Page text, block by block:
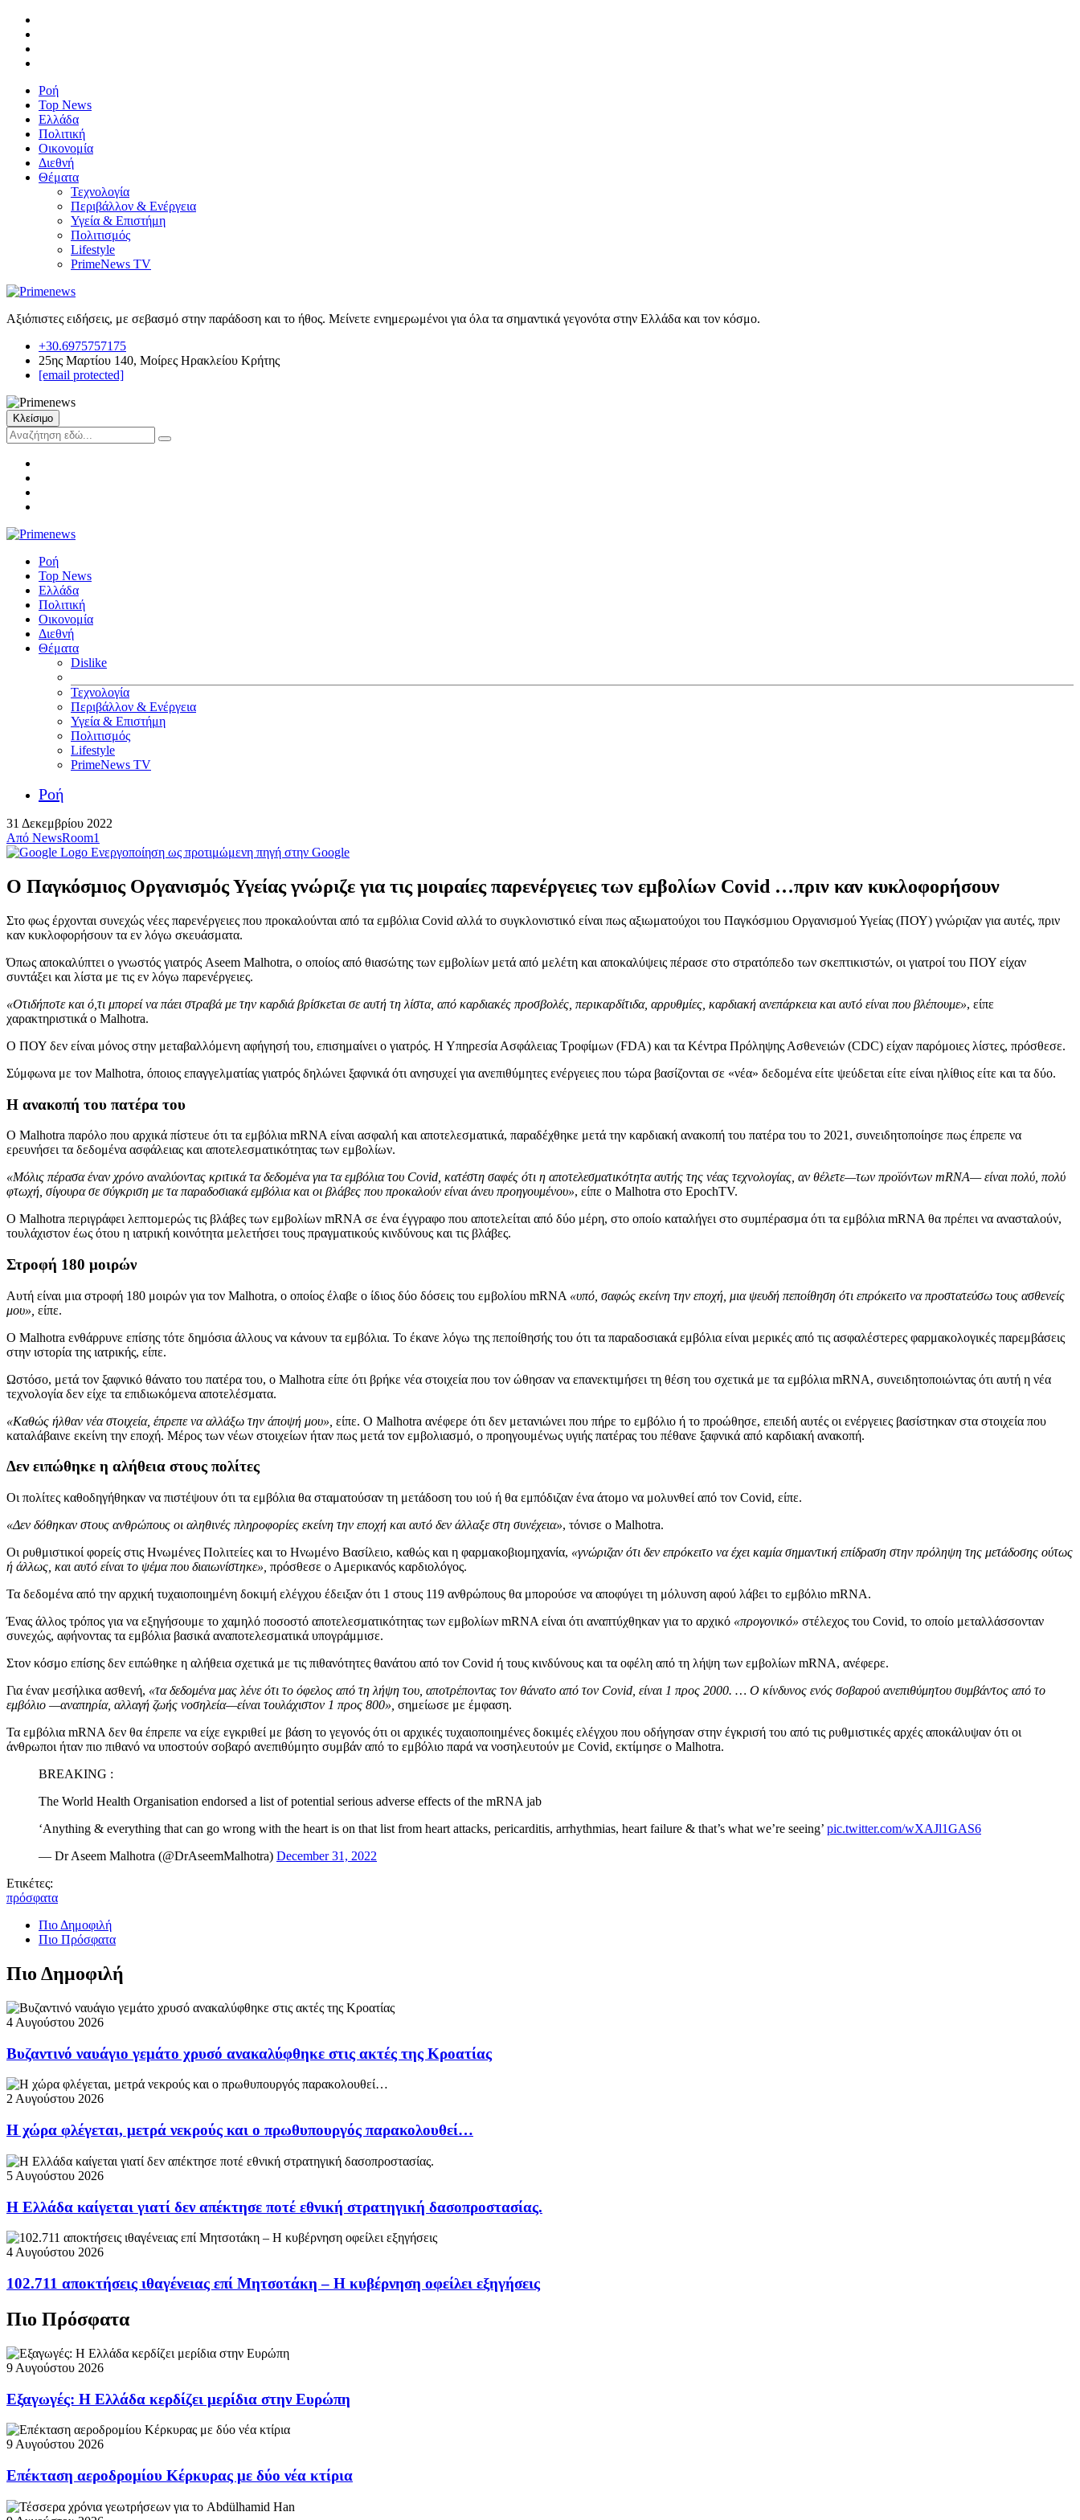
Ροή
Top News
Ελλάδα
Πολιτική
Οικονομία
Διεθνή
Θέματα
Τεχνολογία
Περιβάλλον & Ενέργεια
Υγεία & Επιστήμη
Πολιτισμός
Lifestyle
PrimeNews TV
Αξιόπιστες ειδήσεις, με σεβασμό στην παράδοση και το ήθος. Μείνετε ενημερωμένοι για όλα τα σημαντικά γεγονότα στην Ελλάδα και τον κόσμο.
+30.6975757175
25ης Μαρτίου 140, Μοίρες Ηρακλείου Κρήτης
[email protected]
Κλείσιμο
Ροή
Top News
Ελλάδα
Πολιτική
Οικονομία
Διεθνή
Θέματα
Dislike
Τεχνολογία
Περιβάλλον & Ενέργεια
Υγεία & Επιστήμη
Πολιτισμός
Lifestyle
PrimeNews TV
Ροή
31 Δεκεμβρίου 2022
Από NewsRoom1
Ενεργοποίηση ως προτιμώμενη πηγή στην Google
Ο Παγκόσμιος Οργανισμός Υγείας γνώριζε για τις μοιραίες παρενέργειες των εμβολίων Covid …πριν καν κυκλοφορήσουν
Στο φως έρχονται συνεχώς νέες παρενέργειες που προκαλούνται από τα εμβόλια Covid αλλά το συγκλονιστικό είναι πως αξιωματούχοι του Παγκόσμιου Οργανισμού Υγείας (ΠΟΥ) γνώριζαν για αυτές, πριν
καν κυκλοφορήσουν τα εν λόγω σκευάσματα.
Όπως αποκαλύπτει ο γνωστός γιατρός Aseem Malhotra, ο οποίος από θιασώτης των εμβολίων μετά από μελέτη και αποκαλύψεις πέρασε στο στρατόπεδο των σκεπτικιστών, οι γιατροί του ΠΟΥ είχαν
συντάξει και λίστα με τις εν λόγω παρενέργειες.
«Οτιδήποτε και ό,τι μπορεί να πάει στραβά με την καρδιά βρίσκεται σε αυτή τη λίστα, από καρδιακές προσβολές, περικαρδίτιδα, αρρυθμίες, καρδιακή ανεπάρκεια και αυτό είναι που βλέπουμε», είπε
χαρακτηριστικά ο Malhotra.
Ο ΠΟΥ δεν είναι μόνος στην μεταβαλλόμενη αφήγησή του, επισημαίνει ο γιατρός. Η Υπηρεσία Ασφάλειας Τροφίμων (FDA) και τα Κέντρα Πρόληψης Ασθενειών (CDC) είχαν παρόμοιες λίστες, πρόσθεσε.
Σύμφωνα με τον Malhotra, όποιος επαγγελματίας γιατρός δηλώνει ξαφνικά ότι ανησυχεί για ανεπιθύμητες ενέργειες που τώρα βασίζονται σε «νέα» δεδομένα είτε ψεύδεται είτε είναι ηλίθιος είτε και τα δύο.
H ανακοπή του πατέρα του
Ο Malhotra παρόλο που αρχικά πίστευε ότι τα εμβόλια mRNA είναι ασφαλή και αποτελεσματικά, παραδέχθηκε μετά την καρδιακή ανακοπή του πατέρα του το 2021, συνειδητοποίησε πως έπρεπε να
ερευνήσει τα δεδομένα ασφάλειας και αποτελεσματικότητας των εμβολίων.
«Μόλις πέρασα έναν χρόνο αναλύοντας κριτικά τα δεδομένα για τα εμβόλια του Covid, κατέστη σαφές ότι η αποτελεσματικότητα αυτής της νέας τεχνολογίας, αν θέλετε—των προϊόντων mRNA— είναι πολύ, πολύ
φτωχή, σίγουρα σε σύγκριση με τα παραδοσιακά εμβόλια και οι βλάβες που προκαλούν είναι άνευ προηγουμένου», είπε ο Malhotra στο EpochTV.
Ο Malhotra περιγράφει λεπτομερώς τις βλάβες των εμβολίων mRNA σε ένα έγγραφο που αποτελείται από δύο μέρη, στο οποίο καταλήγει στο συμπέρασμα ότι τα εμβόλια mRNA θα πρέπει να ανασταλούν,
τουλάχιστον έως ότου η ιατρική κοινότητα μελετήσει τους πραγματικούς κινδύνους και τις βλάβες.
Στροφή 180 μοιρών
Αυτή είναι μια στροφή 180 μοιρών για τον Malhotra, ο οποίος έλαβε ο ίδιος δύο δόσεις του εμβολίου mRNA «υπό, σαφώς εκείνη την εποχή, μια ψευδή πεποίθηση ότι επρόκειτο να προστατεύσω τους ασθενείς
μου», είπε.
Ο Malhotra ενθάρρυνε επίσης τότε δημόσια άλλους να κάνουν τα εμβόλια. Το έκανε λόγω της πεποίθησής του ότι τα παραδοσιακά εμβόλια είναι μερικές από τις ασφαλέστερες φαρμακολογικές παρεμβάσεις
στην ιστορία της ιατρικής, είπε.
Ωστόσο, μετά τον ξαφνικό θάνατο του πατέρα του, ο Malhotra είπε ότι βρήκε νέα στοιχεία που τον ώθησαν να επανεκτιμήσει τη θέση του σχετικά με τα εμβόλια mRNA, συνειδητοποιώντας ότι αυτή η νέα
τεχνολογία δεν είχε τα επιδιωκόμενα αποτελέσματα.
«Καθώς ήλθαν νέα στοιχεία, έπρεπε να αλλάξω την άποψή μου», είπε. Ο Malhotra ανέφερε ότι δεν μετανιώνει που πήρε το εμβόλιο ή το προώθησε, επειδή αυτές οι ενέργειες βασίστηκαν στα στοιχεία που
καταλάβαινε εκείνη την εποχή. Μέρος των νέων στοιχείων ήταν πως μετά τον εμβολιασμό, ο προηγουμένως υγιής πατέρας του πέθανε ξαφνικά από καρδιακή ανακοπή.
Δεν ειπώθηκε η αλήθεια στους πολίτες
Οι πολίτες καθοδηγήθηκαν να πιστέψουν ότι τα εμβόλια θα σταματούσαν τη μετάδοση του ιού ή θα εμπόδιζαν ένα άτομο να μολυνθεί από τον Covid, είπε.
«Δεν δόθηκαν στους ανθρώπους οι αληθινές πληροφορίες εκείνη την εποχή και αυτό δεν άλλαξε στη συνέχεια», τόνισε ο Malhotra.
Οι ρυθμιστικοί φορείς στις Ηνωμένες Πολιτείες και το Ηνωμένο Βασίλειο, καθώς και η φαρμακοβιομηχανία, «γνώριζαν ότι δεν επρόκειτο να έχει καμία σημαντική επίδραση στην πρόληψη της μετάδοσης ούτως
ή άλλως, και αυτό είναι το ψέμα που διαιωνίστηκε», πρόσθεσε ο Αμερικανός καρδιολόγος.
Τα δεδομένα από την αρχική τυχαιοποιημένη δοκιμή ελέγχου έδειξαν ότι 1 στους 119 ανθρώπους θα μπορούσε να αποφύγει τη μόλυνση αφού λάβει το εμβόλιο mRNA.
Ένας άλλος τρόπος για να εξηγήσουμε το χαμηλό ποσοστό αποτελεσματικότητας των εμβολίων mRNA είναι ότι αναπτύχθηκαν για το αρχικό «προγονικό» στέλεχος του Covid, το οποίο μεταλλάσσονταν
συνεχώς, αφήνοντας τα εμβόλια βασικά αναποτελεσματικά υπογράμμισε.
Στον κόσμο επίσης δεν ειπώθηκε η αλήθεια σχετικά με τις πιθανότητες θανάτου από τον Covid ή τους κινδύνους και τα οφέλη από τη λήψη των εμβολίων mRNA, ανέφερε.
Για έναν μεσήλικα ασθενή, «τα δεδομένα μας λένε ότι το όφελος από τη λήψη του, αποτρέποντας τον θάνατο από τον Covid, είναι 1 προς 2000. … Ο κίνδυνος ενός σοβαρού ανεπιθύμητου συμβάντος από το
εμβόλιο —αναπηρία, αλλαγή ζωής νοσηλεία—είναι τουλάχιστον 1 προς 800», σημείωσε με έμφαση.
Τα εμβόλια mRNA δεν θα έπρεπε να είχε εγκριθεί με βάση το γεγονός ότι οι αρχικές τυχαιοποιημένες δοκιμές ελέγχου που οδήγησαν στην έγκρισή του από τις ρυθμιστικές αρχές αποκάλυψαν ότι οι
άνθρωποι ήταν πιο πιθανό να υποστούν σοβαρό ανεπιθύμητο συμβάν από το εμβόλιο παρά να νοσηλευτούν με Covid, εκτίμησε ο Malhotra.
BREAKING :
The World Health Organisation endorsed a list of potential serious adverse effects of the mRNA jab
‘Anything & everything that can go wrong with the heart is on that list from heart attacks, pericarditis, arrhythmias, heart failure & that’s what we’re seeing’ pic.twitter.com/wXAJl1GAS6
— Dr Aseem Malhotra (@DrAseemMalhotra) December 31, 2022
Ετικέτες:
πρόσφατα
Πιο Δημοφιλή
Πιο Πρόσφατα
Πιο Δημοφιλή
4 Αυγούστου 2026
Βυζαντινό ναυάγιο γεμάτο χρυσό ανακαλύφθηκε στις ακτές της Κροατίας
2 Αυγούστου 2026
Η χώρα φλέγεται, μετρά νεκρούς και ο πρωθυπουργός παρακολουθεί…
5 Αυγούστου 2026
Η Ελλάδα καίγεται γιατί δεν απέκτησε ποτέ εθνική στρατηγική δασοπροστασίας.
4 Αυγούστου 2026
102.711 αποκτήσεις ιθαγένειας επί Μητσοτάκη – Η κυβέρνηση οφείλει εξηγήσεις
Πιο Πρόσφατα
9 Αυγούστου 2026
Εξαγωγές: Η Ελλάδα κερδίζει μερίδια στην Ευρώπη
9 Αυγούστου 2026
Επέκταση αεροδρομίου Κέρκυρας με δύο νέα κτίρια